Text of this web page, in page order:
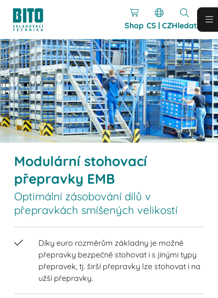
Shop CS | CZHledat
Modulární stohovací
přepravky EMB
Optimální zásobování dílů v
přepravkách smíšených velikostí
Díky euro rozměrům základny je možné
přepravky bezpečně stohovat i s jinými typy
přepravek, tj. širší přepravky lze stohovat i na
užší přepravky.